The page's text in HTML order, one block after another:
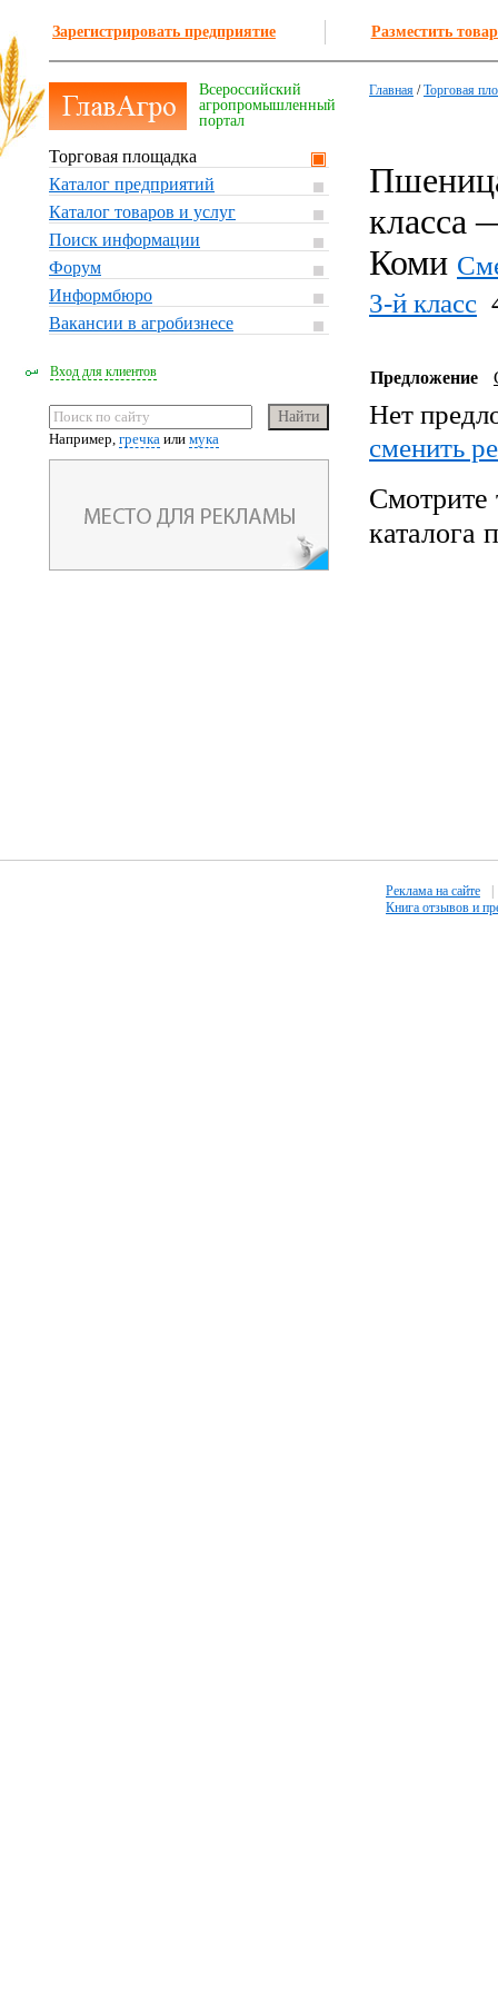
Зарегистрировать предприятие Разместить
Всероссийский
агропромышленный
портал
Торговая площадка
Каталог предприятий
Каталог товаров и услуг
Поиск информации
Форум
Информбюро
Вакансии в агробизнесе
Вход для клиентов
Например, гречка или мука
Главная /Торговая
класса
Коми
3-й класс
Предложение
Нет
cменить
Смотрите
каталога
Реклама на сайте
Книга отзывов и